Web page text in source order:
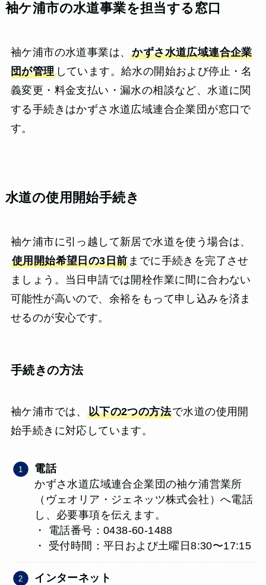
袖ケ浦市の水道事業を担当する窓口
袖ケ浦市の水道事業は、かずさ水道広域連合企業
団が管理しています。給水の開始および停止・名
義変更・料金支払い・漏水の相談など、水道に関
する手続きはかずさ水道広域連合企業団が窓口で
す。
水道の使用開始手続き
袖ケ浦市に引っ越して新居で水道を使う場合は、
使用開始希望日の3日前 までに手続きを完了させ
ましょう。当日申請では開栓作業に間に合わない
可能性が高いので、余裕をもって申し込みを済ま
せるのが安心です。
手続きの方法
袖ケ浦市では、 以下の2つの方法で水道の使用開
始手続きに対応しています。
電話
かずさ水道広域連合企業団の袖ケ浦営業所
（ヴェオリア・ジェネッツ株式会社）へ電話
し、必要事項を伝えます。
・ 電話番号：0438-60-1488
・ 受付時間：平日および土曜日8:30〜17:15
インターネット